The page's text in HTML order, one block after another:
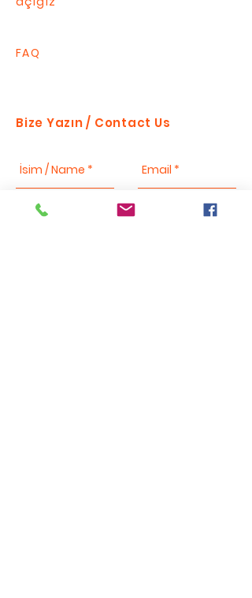
FAQ
Bize Yazın / Contact Us